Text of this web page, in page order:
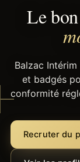
Le
Balzac
et badgés
conformité
Recruter du